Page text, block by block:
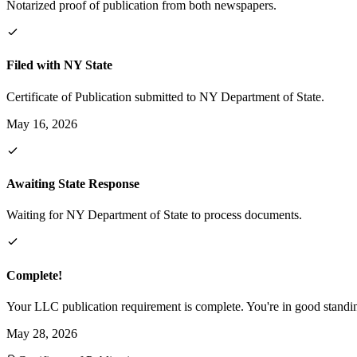
Notarized proof of publication from both newspapers.
Filed with NY State
Certificate of Publication submitted to NY Department of State.
May 16, 2026
Awaiting State Response
Waiting for NY Department of State to process documents.
Complete!
Your LLC publication requirement is complete. You're in good
May 28, 2026